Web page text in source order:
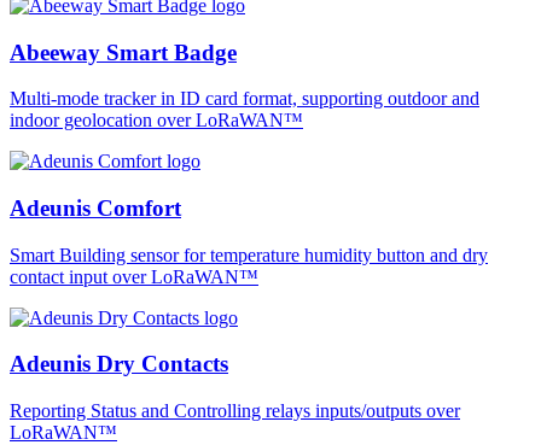
Abeeway Smart Badge
Multi-mode tracker in ID card format, supporting outdoor and
indoor geolocation over LoRaWAN™
Adeunis Comfort
Smart Building sensor for temperature humidity button and dry
contact input over LoRaWAN™
Adeunis Dry Contacts
Reporting Status and Controlling relays inputs/outputs over
LoRaWAN™